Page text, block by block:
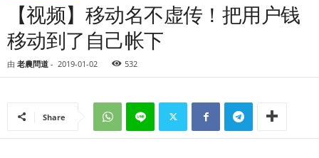
【视频】移动名不虚传！把用户钱
移动到了自己帐下
由 老農問道 - 2019-01-02 532
Share